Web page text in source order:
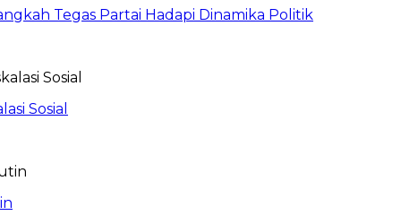
Tegas Partai Hadapi Dinamika Politik
Sosial